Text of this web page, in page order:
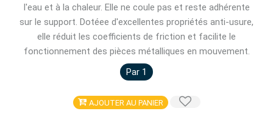
l'eau et à la chaleur. Elle ne coule pas et reste adhérente
sur le support. Dotéee d'excellentes propriétés anti-usure,
elle réduit les coefficients de friction et facilite le
fonctionnement des pièces métalliques en mouvement.
Par 1
AJOUTER AU PANIER